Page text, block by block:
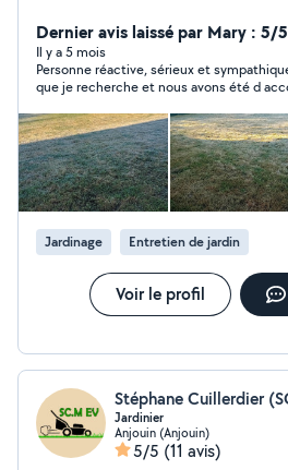
Dernier avis laissé par Mary : 5/5
Il y a 5 mois
Personne réactive, sérieux et
que je recherche et nous avons été d
Jardinage Entretien de jardin
Voir le profil
Stéphane Cuillerdier
Jardinier
Anjouin (Anjouin)
5/5 (11 avis)